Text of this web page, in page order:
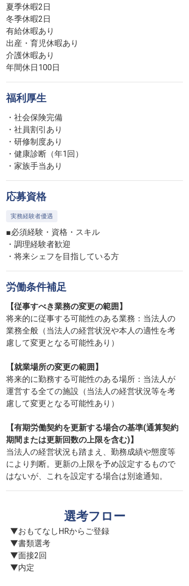
夏季休暇2日
冬季休暇2日
有給休暇あり
出産・育児休暇あり
介護休暇あり
年間休日100日
福利厚生
・社会保険完備
・社員割引あり
・研修制度あり
・健康診断（年1回）
・家族手当あり
応募資格
実務経験者優遇
■必須経験・資格・スキル
・調理経験者歓迎
・将来シェフを目指している方
労働条件補足
【従事すべき業務の変更の範囲】
将来的に従事する可能性のある業務：当法人の
業務全般（当法人の経営状況や本人の適性を考
慮して変更となる可能性あり）
【就業場所の変更の範囲】
将来的に勤務する可能性のある場所：当法人が
運営する全ての施設（当法人の経営状況等を考
慮して変更となる可能性あり）
【有期労働契約を更新する場合の基準(通算契約
期間または更新回数の上限を含む)】
当法人の経営状況も踏まえ、勤務成績や態度等
により判断。更新の上限を予め設定するもので
はないが、これを設定する場合は別途通知。
選考フロー
▼おもてなしHRからご登録
▼書類選考
▼面接2回
▼内定